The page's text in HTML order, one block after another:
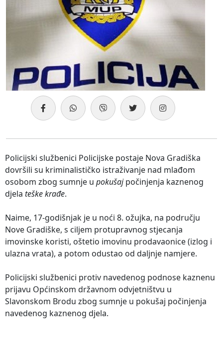
Policijski službenici Policijske postaje Nova Gradiška
dovršili su kriminalističko istraživanje nad mlađom
osobom zbog sumnje u pokušajpočinjenja kaznenog
djela teške krađe.
Naime, 17-godišnjak je u noći 8. ožujka, na području
Nove Gradiške, s ciljem protupravnog stjecanja
imovinske koristi, oštetio imovinu prodavaonice (izlog i
ulazna vrata), a potom odustao od daljnje namjere.
Policijski službenici protiv navedenog podnose kaznenu
prijavu Općinskom državnom odvjetništvu u
Slavonskom Brodu zbog sumnje u pokušaj počinjenja
navedenog kaznenog djela.